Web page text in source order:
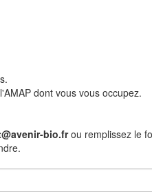
dont vous vous occupez.
bio.frou remplissez le